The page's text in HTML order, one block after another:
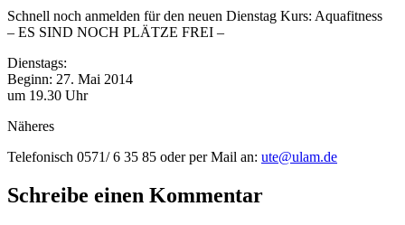
Schnell noch anmelden für den neuen Dienstag Kurs: Aquafitness
– ES SIND NOCH PLÄTZE FREI –
Dienstags:
Beginn: 27. Mai 2014
um 19.30 Uhr
Näheres
Telefonisch 0571/ 6 35 85 oder per Mail an: ute@ulam.de
Schreibe einen Kommentar